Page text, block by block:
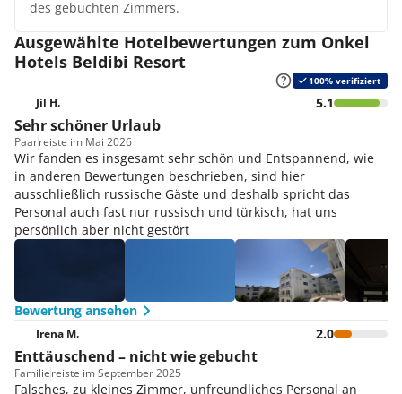
des gebuchten Zimmers.
Ausgewählte Hotelbewertungen zum Onkel
Hotels Beldibi Resort
100% verifiziert
Jil H. 5.1
Sehr schöner Urlaub
Paarreiste im Mai 2026
Wir fanden es insgesamt sehr schön und Entspannend, wie
in anderen Bewertungen beschrieben, sind hier
ausschließlich russische Gäste und deshalb spricht das
Personal auch fast nur russisch und türkisch, hat uns
persönlich aber nicht gestört
Bewertung ansehen
Irena M. 2.0
Enttäuschend – nicht wie gebucht
Familiereiste im September 2025
Falsches, zu kleines Zimmer, unfreundliches Personal an